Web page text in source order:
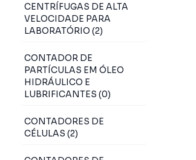
CENTRÍFUGAS DE ALTA
VELOCIDADE PARA
LABORATÓRIO (2)
CONTADOR DE
PARTÍCULAS EM ÓLEO
HIDRÁULICO E
LUBRIFICANTES (0)
CONTADORES DE
CÉLULAS (2)